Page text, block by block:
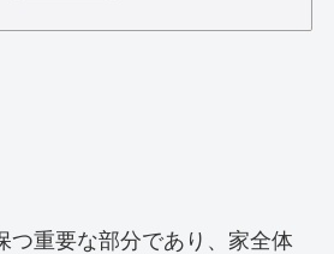
つ重要な部分であり、家全体